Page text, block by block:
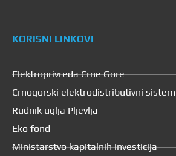
KORISNI LINKOVI
Elektroprivreda Crne Gore
Crnogorski elektrodistributivni sistem
Rudnik uglja Pljevlja
Eko fond
Ministarstvo kapitalnih investicija